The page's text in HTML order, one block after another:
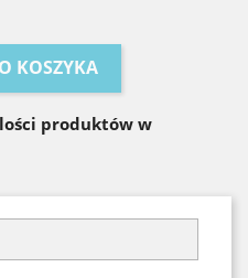
KOSZYKA
produktów w